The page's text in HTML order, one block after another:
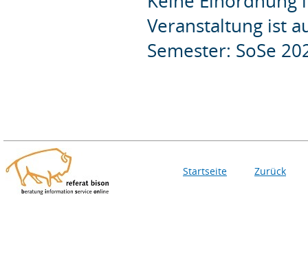
Veranstaltung ist
Semester: SoSe
Startseite Zurück